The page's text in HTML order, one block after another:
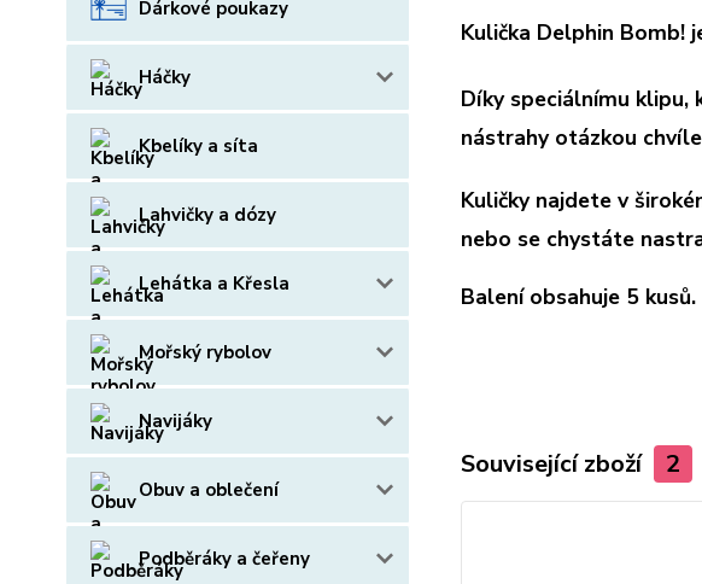
Dárkové poukazy
Háčky
Kbelíky a síta
Lahvičky a dózy
Lehátka a Křesla
Mořský rybolov
Navijáky
Obuv a oblečení
Podběráky a čeřeny
Kulička Delphin
Díky speciálnímu klipu,
nástrahy otázkou
Kuličky najdete v
nebo se chystáte
Balení obsahuje 5 kusů.
Související zboží 2